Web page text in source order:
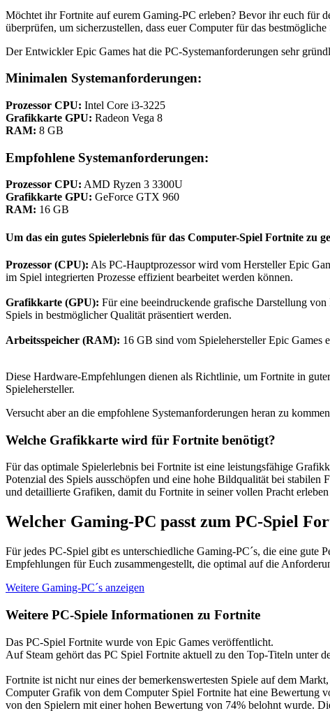
Möchtet ihr Fortnite auf eurem Gaming-PC erleben? Bevor ihr euch für
überprüfen, um sicherzustellen, dass euer Computer für das
Der Entwickler Epic Games hat die PC-Systemanforderungen sehr
Minimalen Systemanforderungen:
Prozessor CPU: Intel Core i3-3225
Grafikkarte GPU: Radeon Vega 8
RAM: 8 GB
Empfohlene Systemanforderungen:
Prozessor CPU: AMD Ryzen 3 3300U
Grafikkarte GPU: GeForce GTX 960
RAM: 16 GB
Um das ein gutes Spielerlebnis für das Computer-Spiel Fortnite zu
Prozessor (CPU): Als PC-Hauptprozessor wird vom Hersteller Epic
im Spiel integrierten Prozesse effizient bearbeitet werden können.
Grafikkarte (GPU): Für eine beeindruckende grafische Darstellung
Spiels in bestmöglicher Qualität präsentiert werden.
Arbeitsspeicher (RAM): 16 GB sind vom Spielehersteller Epic Games
Diese Hardware-Empfehlungen dienen als Richtlinie, um Fortnite in
Spielehersteller.
Versucht aber an die empfohlene Systemanforderungen heran zu
Welche Grafikkarte wird für Fortnite benötigt?
Für das optimale Spielerlebnis bei Fortnite ist eine leistungsfähige
Potenzial des Spiels ausschöpfen und eine hohe Bildqualität bei
und detaillierte Grafiken, damit du Fortnite in seiner vollen Pracht erleben
Welcher Gaming-PC passt zum PC-Spiel
Für jedes PC-Spiel gibt es unterschiedliche Gaming-PC´s, die eine gute
Empfehlungen für Euch zusammengestellt, die optimal auf die
Weitere Gaming-PC´s anzeigen
Weitere PC-Spiele Informationen zu Fortnite
Das PC-Spiel Fortnite wurde von Epic Games veröffentlicht.
Auf Steam gehört das PC Spiel Fortnite aktuell zu den Top-Titeln unter
Fortnite ist nicht nur eines der bemerkenswertesten Spiele auf dem
Computer Grafik von dem Computer Spiel Fortnite hat eine Bewertung
von den Spielern mit einer hohen Bewertung von 74% belohnt wurde.